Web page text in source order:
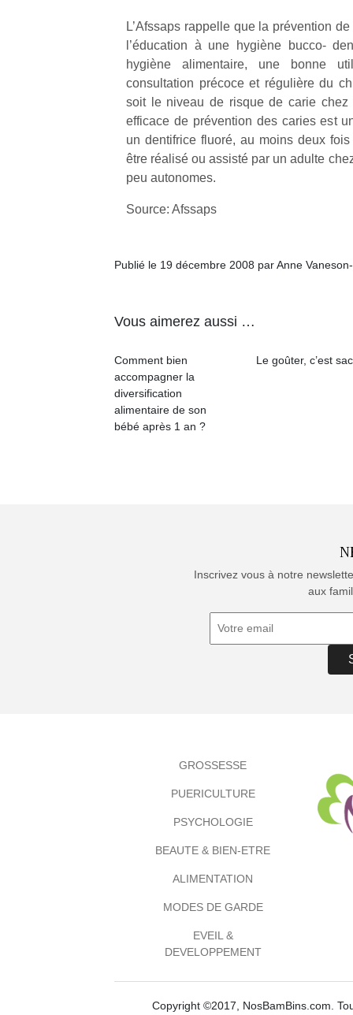
L’Afssaps rappelle que la prévention
l’éducation à une hygiène bucco-
hygiène alimentaire, une bonne
consultation précoce et régulière du
soit le niveau de risque de carie chez
efficace de prévention des caries est
un dentifrice fluoré, au moins deux
être réalisé ou assisté par un adulte
peu autonomes.
Source: Afssaps
Publié le 19 décembre 2008 par Anne
Vous aimerez aussi …
Comment bien
accompagner la
diversification
alimentaire de son
bébé après 1 an ?
Le goûter, c’est
Inscrivez vous à notre
aux
GROSSESSE
PUERICULTURE
PSYCHOLOGIE
BEAUTE & BIEN-ETRE
ALIMENTATION
MODES DE GARDE
EVEIL &
DEVELOPPEMENT
Copyright ©2017, NosBamBins.com.